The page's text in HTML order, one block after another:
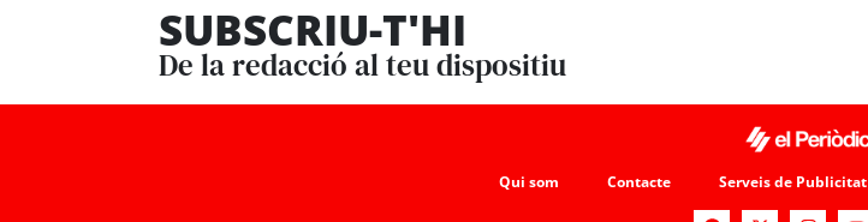
SUBSCRIU-T'HI
De la redacció al teu dispositiu
Qui som Contacte Serveis de Publicitat